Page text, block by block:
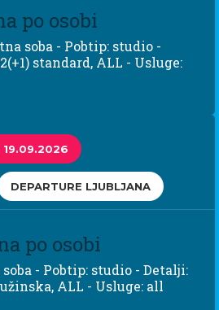
po osobi
soba - Pobtip: studio -
standard, ALL - Usluge:
DEPARTURE LJUBLJANA
po osobi
- Pobtip: studio - Detalji:
ALL - Usluge: all